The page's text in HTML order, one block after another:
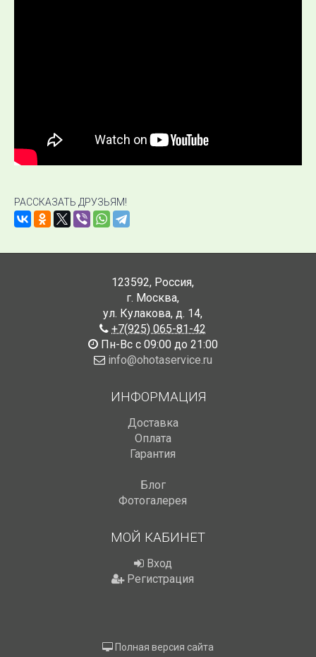
РАССКАЗАТЬ ДРУЗЬЯМ!
123592, Россия,
г. Москва,
ул. Кулакова, д. 14,
+7(925) 065-81-42
Пн-Вс с 09:00 до 21:00
info@ohotaservice.ru
ИНФОРМАЦИЯ
Доставка
Оплата
Гарантия
Блог
Фотогалерея
МОЙ КАБИНЕТ
Вход
Регистрация
Полная версия сайта